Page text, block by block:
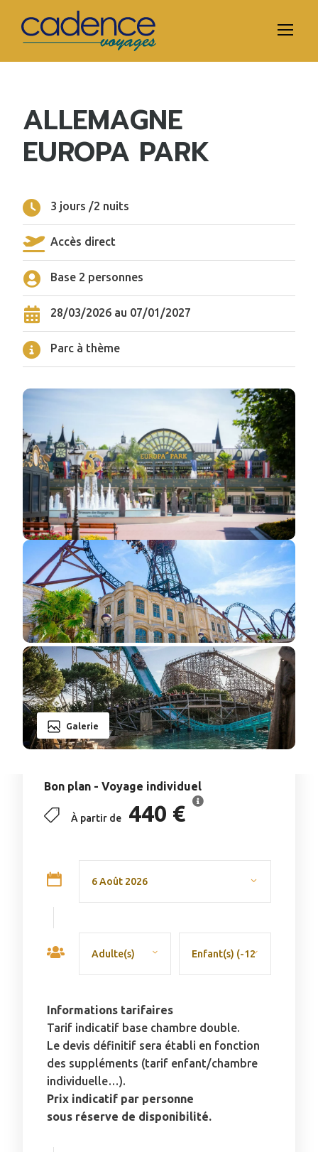
ALLEMAGNE
EUROPA PARK
3 jours /2 nuits
Accès direct
Base 2 personnes
28/03/2026 au 07/01/2027
Parc à thème
Galerie
Bon plan - Voyage individuel
À partir de 440 €
Informations tarifaires
Tarif indicatif base chambre double.
Le devis définitif sera établi en fonction
des suppléments (tarif enfant/chambre
individuelle…).
Prix indicatif par personne
sous réserve de disponibilité.